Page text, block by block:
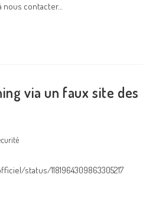
nous contacter…
via un faux site des
status/1181964309863305217